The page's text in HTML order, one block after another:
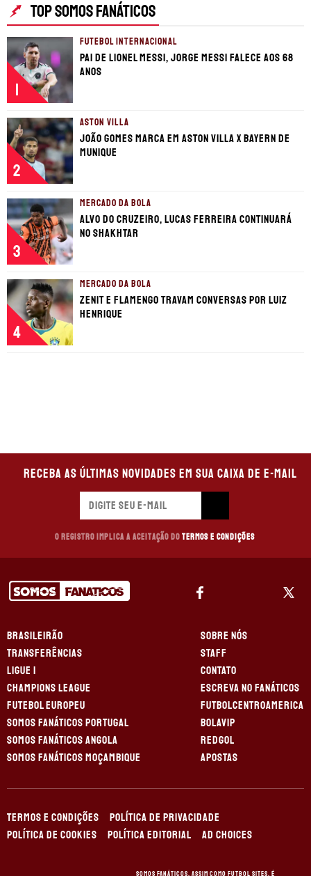
TOP SOMOS FANÁTICOS
1
FUTEBOL INTERNACIONAL
Pai de Lionel Messi, Jorge Messi falece aos 68
anos
2
ASTON VILLA
João Gomes marca em Aston Villa x Bayern de
Munique
3
MERCADO DA BOLA
Alvo do Cruzeiro, Lucas Ferreira continuará
no Shakhtar
4
MERCADO DA BOLA
Zenit e Flamengo travam conversas por Luiz
Henrique
Receba as últimas novidades em sua caixa de e-mail
O registro implica a aceitação do Termos e Condições
BRASILEIRÃO
TRANSFERÊNCIAS
LIGUE 1
CHAMPIONS LEAGUE
FUTEBOL EUROPEU
SOMOS FANÁTICOS PORTUGAL
SOMOS FANÁTICOS ANGOLA
SOMOS FANÁTICOS MOÇAMBIQUE
SOBRE NÓS
STAFF
CONTATO
ESCREVA NO FANÁTICOS
FUTBOLCENTROAMERICA
BOLAVIP
REDGOL
APOSTAS
TERMOS E CONDIÇÕES
POLÍTICA DE PRIVACIDADE
POLÍTICA DE COOKIES
POLÍTICA EDITORIAL AD CHOICES
Somos Fanáticos, assim como Futbol Sites, é